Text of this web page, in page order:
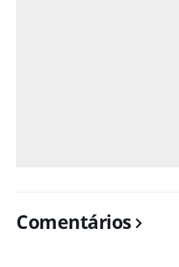
Comentários